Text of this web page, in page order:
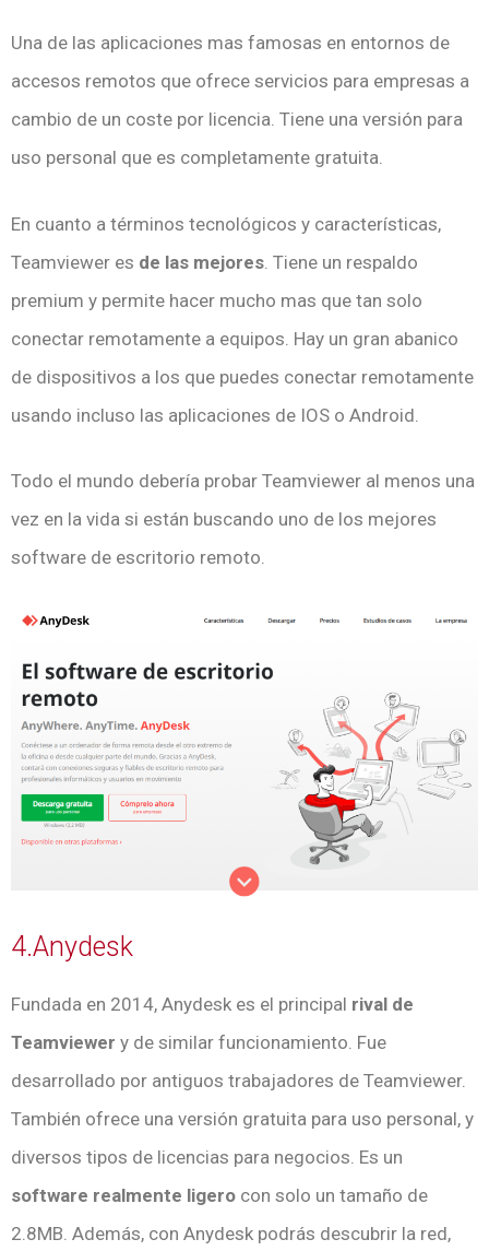
Una de las aplicaciones mas famosas en entornos de
accesos remotos que ofrece servicios para empresas a
cambio de un coste por licencia. Tiene una versión para
uso personal que es completamente gratuita.
En cuanto a términos tecnológicos y características,
Teamviewer es de las mejores . Tiene un respaldo
premium y permite hacer mucho mas que tan solo
conectar remotamente a equipos. Hay un gran abanico
de dispositivos a los que puedes conectar remotamente
usando incluso las aplicaciones de IOS o Android.
Todo el mundo debería probar Teamviewer al menos una
vez en la vida si están buscando uno de los mejores
software de escritorio remoto.
4.Anydesk
Fundada en 2014, Anydesk es el principal rival de
Teamviewer y de similar funcionamiento. Fue
desarrollado por antiguos trabajadores de Teamviewer.
También ofrece una versión gratuita para uso personal, y
diversos tipos de licencias para negocios. Es un
software realmente ligero con solo un tamaño de
2.8MB. Además, con Anydesk podrás descubrir la red,